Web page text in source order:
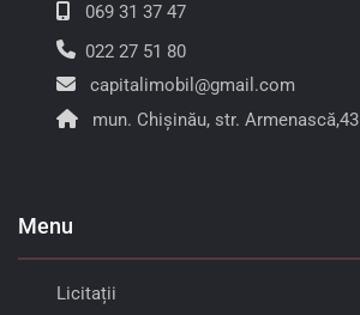
069 31 37 47
022 27 51 80
capitalimobil@gmail.com
mun. Chișinău, str. Armenască,43
Menu
Licitații